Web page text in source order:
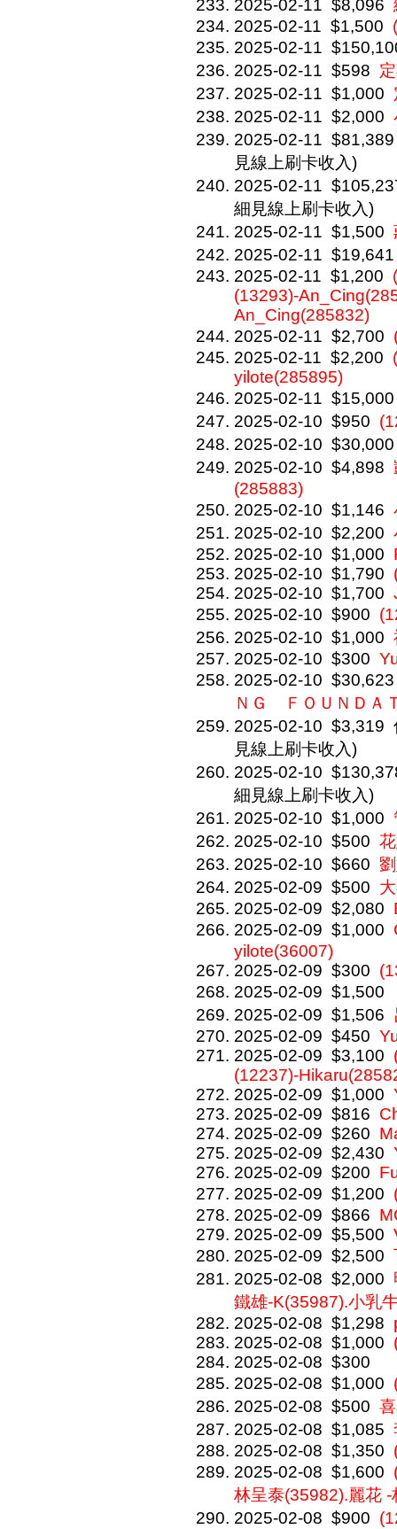
2025-02-11 $8,096
2025-02-11 $1,500
2025-02-11
2025-02-11 $598
2025-02-11 $1,000
2025-02-11 $2,000
2025-02-11 $81,389
見線上刷卡收入)
2025-02-11
細見線上刷卡收入)
2025-02-11 $1,500
2025-02-11 $19,641
2025-02-11 $1,200
(13293)-
An_Cing(285832)
2025-02-11 $2,700
2025-02-11 $2,200
yilote(285895)
2025-02-11 $15,000
2025-02-10 $950
2025-02-10 $30,000
2025-02-10 $4,898
(285883)
2025-02-10 $1,146
2025-02-10 $2,200
2025-02-10 $1,000
2025-02-10 $1,790
2025-02-10 $1,700
2025-02-10 $900
2025-02-10 $1,000
2025-02-10 $300
2025-02-10 $30,623
ＮＧ ＦＯＵＮＤ
2025-02-10 $3,319
見線上刷卡收入)
2025-02-10
細見線上刷卡收入)
2025-02-10 $1,000
2025-02-10 $500
2025-02-10 $660
2025-02-09 $500
2025-02-09 $2,080
2025-02-09 $1,000
yilote(36007)
2025-02-09 $300
2025-02-09 $1,500
2025-02-09 $1,506
2025-02-09 $450
2025-02-09 $3,100
(12237)-
2025-02-09 $1,000
2025-02-09 $816
2025-02-09 $260
2025-02-09 $2,430
2025-02-09 $200
2025-02-09 $1,200
2025-02-09 $866
2025-02-09 $5,500
2025-02-09 $2,500
2025-02-08 $2,000
鐵雄-K(35987).小乳
2025-02-08 $1,298
2025-02-08 $1,000
2025-02-08 $300
2025-02-08 $1,000
2025-02-08 $500
2025-02-08 $1,085
2025-02-08 $1,350
2025-02-08 $1,600
林呈泰(35982).麗花
2025-02-08 $900